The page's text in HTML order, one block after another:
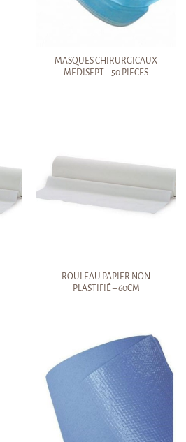
MASQUES CHIRURGICAUX
MEDISEPT – 50 PIÈCES
ROULEAU PAPIER NON
PLASTIFIÉ – 60CM